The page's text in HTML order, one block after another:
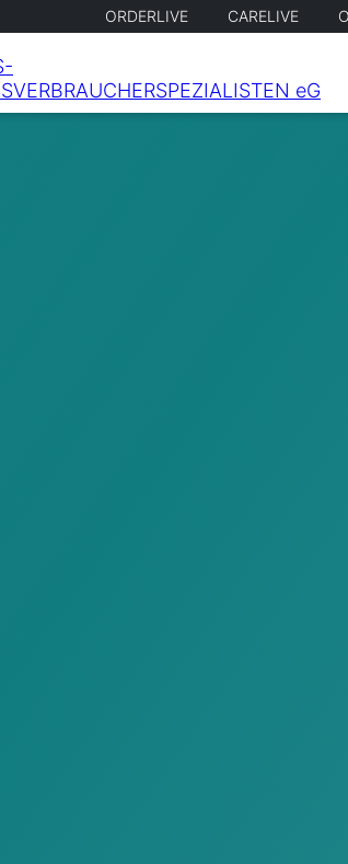
ORDERLIVE CARELIVE